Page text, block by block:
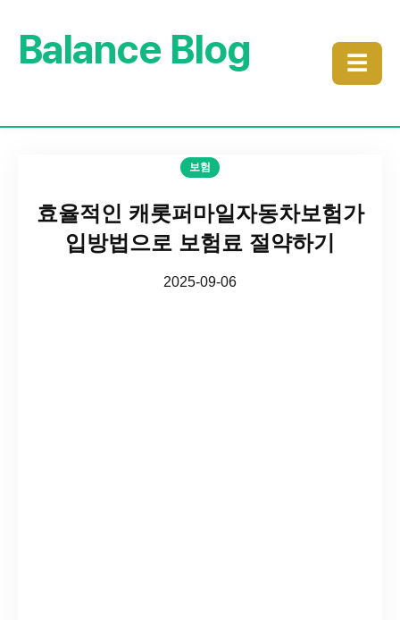
Balance Blog ☰
보험
효율적인 캐롯퍼마일자동차보험가
입방법으로 보험료 절약하기
2025-09-06